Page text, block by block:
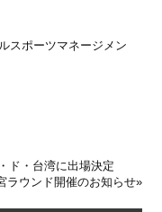
スポーツマネージメン
ド・台湾に出場決定
ラウンド開催のお知らせ»